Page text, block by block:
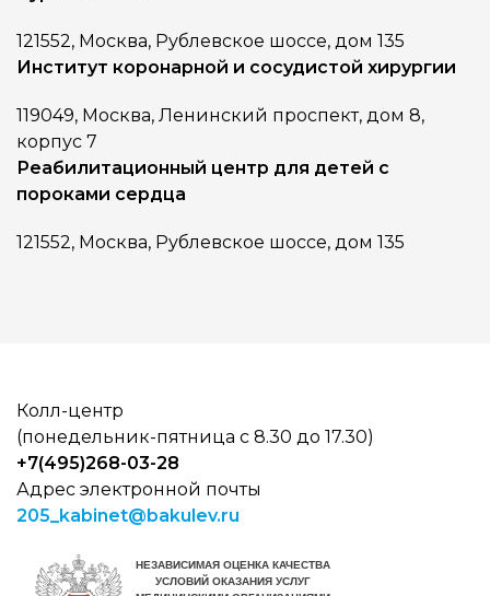
121552, Москва, Рублевское шоссе, дом 135
Институт коронарной и сосудистой хирургии
119049, Москва, Ленинский проспект, дом 8,
корпус 7
Реабилитационный центр для детей с
пороками сердца
121552, Москва, Рублевское шоссе, дом 135
Колл-центр
(понедельник-пятница с 8.30 до 17.30)
+7(495)268-03-28
Адрес электронной почты
205_kabinet@bakulev.ru